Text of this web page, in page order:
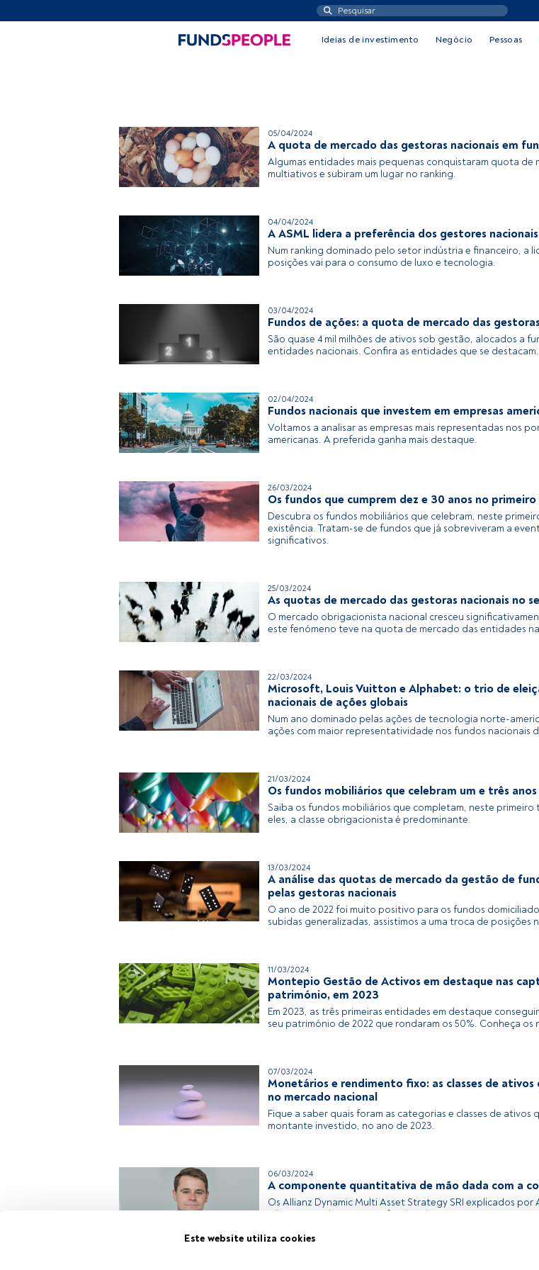
Este website utiliza cookies
Ideias de investimento Negócio Pessoas
05/04/2024
A quota de mercado das gestoras nacionais em
Algumas entidades mais pequenas conquistaram quota de
multiativos e subiram um lugar no ranking.
04/04/2024
A ASML lidera a preferência dos gestores
Num ranking dominado pelo setor indústria e financeiro, a
posições vai para o consumo de luxo e tecnologia.
03/04/2024
Fundos de ações: a quota de mercado das
São quase 4 mil milhões de ativos sob gestão, alocados a
entidades nacionais. Confira as entidades que se destacam.
02/04/2024
Fundos nacionais que investem em empresas
Voltamos a analisar as empresas mais representadas nos
americanas. A preferida ganha mais destaque.
26/03/2024
Os fundos que cumprem dez e 30 anos no
Descubra os fundos mobiliários que celebram, neste
existência. Tratam-se de fundos que já sobreviveram a
significativos.
25/03/2024
As quotas de mercado das gestoras nacionais no
O mercado obrigacionista nacional cresceu
este fenómeno teve na quota de mercado das entidades
22/03/2024
Microsoft, Louis Vuitton e Alphabet: o trio de
nacionais de ações globais
Num ano dominado pelas ações de tecnologia norte-
ações com maior representatividade nos fundos nacionais
21/03/2024
Os fundos mobiliários que celebram um e três
Saiba os fundos mobiliários que completam, neste primeiro
eles, a classe obrigacionista é predominante.
13/03/2024
A análise das quotas de mercado da gestão de
pelas gestoras nacionais
O ano de 2022 foi muito positivo para os fundos
subidas generalizadas, assistimos a uma troca de posições
11/03/2024
Montepio Gestão de Activos em destaque nas
património, em 2023
Em 2023, as três primeiras entidades em destaque
seu património de 2022 que rondaram os 50%. Conheça os
07/03/2024
Monetários e rendimento fixo: as classes de ativos
no mercado nacional
Fique a saber quais foram as categorias e classes de ativos
montante investido, no ano de 2023.
06/03/2024
A componente quantitativa de mão dada com a
Os Allianz Dynamic Multi Asset Strategy SRI explicados
Allianz GI explica como os fundos aliam a componente